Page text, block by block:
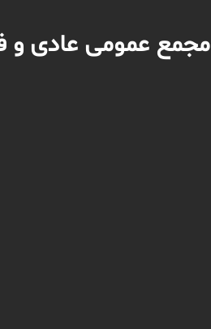
مجمع عمومی عادی و